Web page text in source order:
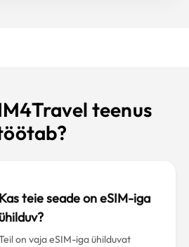
teenus
Kas teie seade on eSIM-iga
ühilduv?
on vaja eSIM-iga ühilduvat